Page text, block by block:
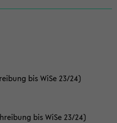
bis WiSe 23/24)
bis WiSe 23/24)